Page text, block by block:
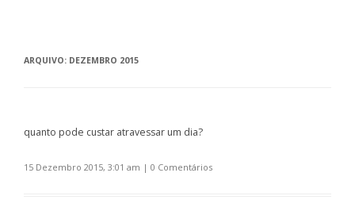
ARQUIVO: DEZEMBRO 2015
quanto pode custar atravessar um dia?
15 Dezembro 2015, 3:01 am | 0 Comentários